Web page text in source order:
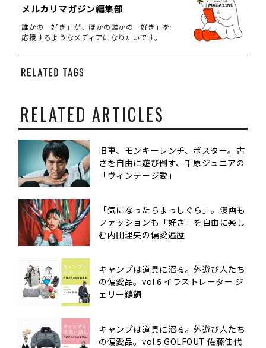
メルカリマガジン編集部
誰かの「好き」が、ほかの誰かの「好き」を
応援するようなメディアになりたいです。
RELATED ARTICLES
旧車、モンキーレンチ、ポスター。古
さを自由に遊び倒す、千原ジュニアの
「ヴィンテージ愛」
「気になったらまっしぐら」。漫画も
ファッションも「好き」を自由に楽し
む内田理央の偏愛遍歴
キャンプは道具に沼る。外遊び人たち
の偏愛品。vol.6 イラストレーター ジ
ェリー鵜飼
キャンプは道具に沼る。外遊び人たち
の偏愛品。vol.5 GOLFOUT 佐藤佳代